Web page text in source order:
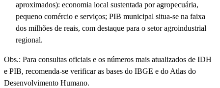
aproximados): economia local sustentada por agropecuária,
pequeno comércio e serviços; PIB municipal situa-se na faixa
dos milhões de reais, com destaque para o setor agroindustrial
regional.
Obs.: Para consultas oficiais e os números mais atualizados de IDH
e PIB, recomenda-se verificar as bases do IBGE e do Atlas do
Desenvolvimento Humano.